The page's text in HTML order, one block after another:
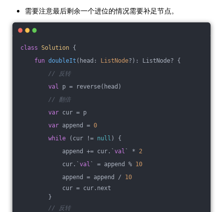
需要注意最后剩余一个进位的情况需要补足节点。
class Solution {
fun doubleIt (head: ListNode?) : ListNode? {
// 反转
val p = reverse(head)
// 翻倍
var cur = p
var append = 0
while (cur != null ) {
append += cur.` val ` * 2
cur.` val ` = append % 10
append = append / 10
cur = cur.next
}
// 反转